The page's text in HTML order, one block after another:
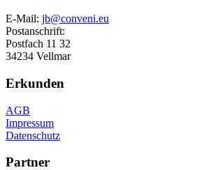
E-Mail: jb@conveni.eu
Postanschrift:
Postfach 11 32
34234 Vellmar
Erkunden
AGB
Impressum
Datenschutz
Partner